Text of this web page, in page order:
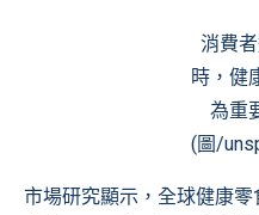
消費
時，健
為重
(圖/
市場研究顯示，全球健康